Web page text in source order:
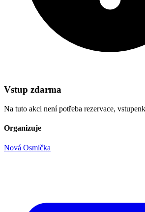
Vstup zdarma
Na tuto akci není potřeba rezervace,
Organizuje
Nová Osmička